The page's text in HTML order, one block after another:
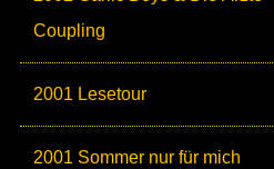
Coupling
2001 Lesetour
2001 Sommer nur für mich